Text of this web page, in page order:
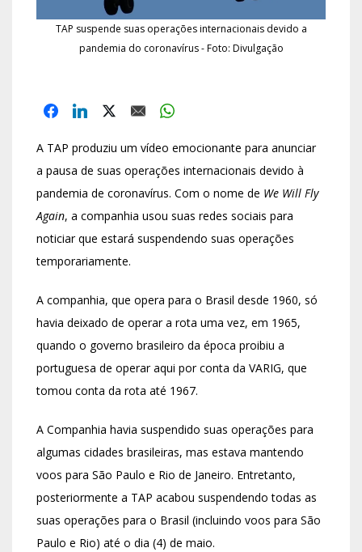
TAP suspende suas operações internacionais devido a
pandemia do coronavírus - Foto: Divulgação
A TAP produziu um vídeo emocionante para anunciar
a pausa de suas operações internacionais devido à
pandemia de coronavírus. Com o nome de We Will Fly
Again, a companhia usou suas redes sociais para
noticiar que estará suspendendo suas operações
temporariamente.
A companhia, que opera para o Brasil desde 1960, só
havia deixado de operar a rota uma vez, em 1965,
quando o governo brasileiro da época proibiu a
portuguesa de operar aqui por conta da VARIG, que
tomou conta da rota até 1967.
A Companhia havia suspendido suas operações para
algumas cidades brasileiras, mas estava mantendo
voos para São Paulo e Rio de Janeiro. Entretanto,
posteriormente a TAP acabou suspendendo todas as
suas operações para o Brasil (incluindo voos para São
Paulo e Rio) até o dia (4) de maio.